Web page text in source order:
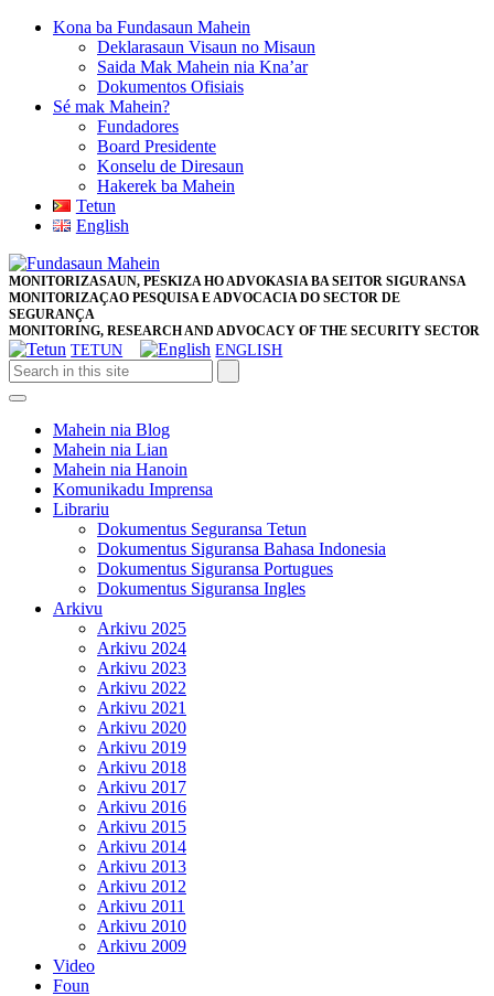
Skip
Kona ba Fundasaun Mahein
Deklarasaun Visaun no Misaun
Saida Mak Mahein nia Kna’ar
Dokumentos Ofisiais
Sé mak Mahein?
Fundadores
Board Presidente
Konselu de Diresaun
Hakerek ba Mahein
Tetun
English
Close
Button
Facebook
Twitter
Pinterest
Instagram
MONITORIZASAUN, PESKIZA HO ADVOKASIA BA SEITOR SIGURANSA
MONITORIZAÇAO PESQUISA E ADVOCACIA DO SECTOR DE
SEGURANÇA
MONITORING, RESEARCH AND ADVOCACY OF THE SECURITY SECTOR
TETUN ENGLISH
Open
ButtonMahein nia Blog
Mahein nia Lian
Mahein nia Hanoin
Komunikadu Imprensa
Librariu
Dokumentus Seguransa Tetun
Dokumentus Siguransa Bahasa Indonesia
Dokumentus Siguransa Portugues
Dokumentus Siguransa Ingles
Arkivu
Arkivu 2025
Arkivu 2024
Arkivu 2023
Arkivu 2022
Arkivu 2021
Arkivu 2020
Arkivu 2019
Arkivu 2018
Arkivu 2017
Arkivu 2016
Arkivu 2015
Arkivu 2014
Arkivu 2013
Arkivu 2012
Arkivu 2011
Arkivu 2010
Arkivu 2009
Video
Foun